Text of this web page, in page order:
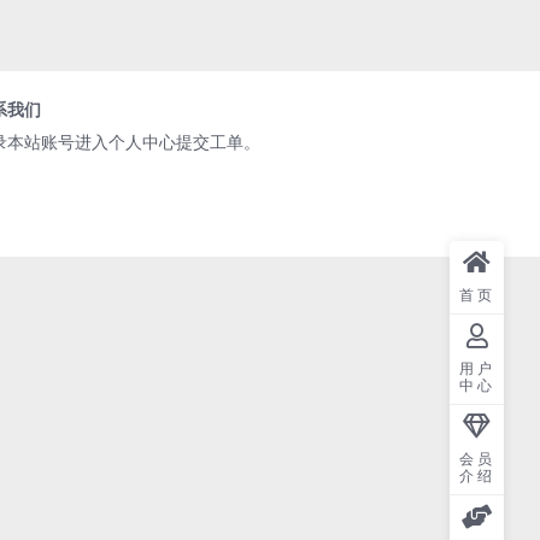
我们
本站账号进入个人中心提交工单。
首页
用户
中心
会员
介绍